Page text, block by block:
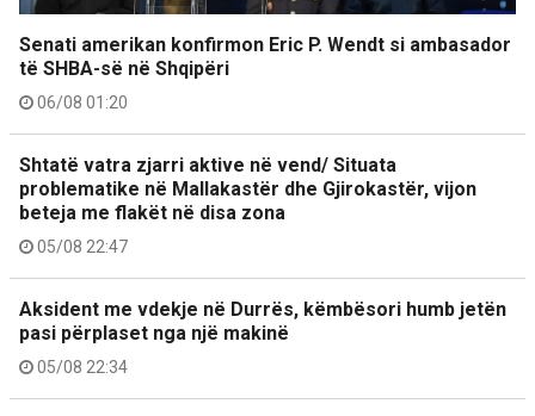
Senati amerikan konfirmon Eric P. Wendt si ambasador
të SHBA-së në Shqipëri
06/08 01:20
Shtatë vatra zjarri aktive në vend/ Situata
problematike në Mallakastër dhe Gjirokastër, vijon
beteja me flakët në disa zona
05/08 22:47
Aksident me vdekje në Durrës, këmbësori humb jetën
pasi përplaset nga një makinë
05/08 22:34